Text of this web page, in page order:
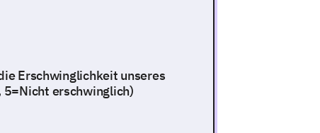
Erschwinglichkeit unseres
erschwinglich)